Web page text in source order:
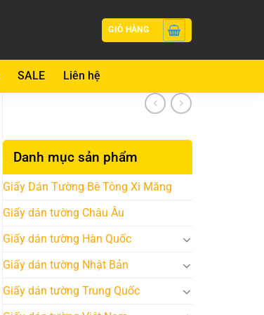
GIỎ HÀNG
SALE Liên hệ
Danh mục sản phẩm
Giấy Dán Tường Bê Tông Xi Măng
Giấy dán tường Châu Âu
Giấy dán tường Hàn Quốc
Giấy dán tường Nhật Bản
Giấy dán tường Trung Quốc